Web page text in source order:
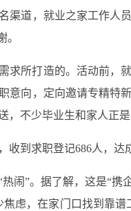
渠道，就业之家工作人
。
求所打造的。活动前，
意向，定向邀请专精特
，不少毕业生和家人正是
收到求职登记686人，达
闹”。据了解，这是“
虑，在家门口找到靠